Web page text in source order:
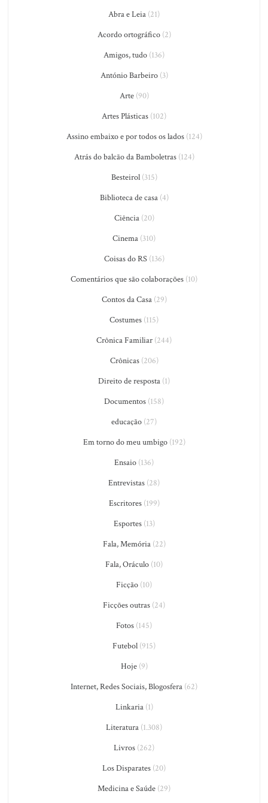
Abra e Leia (21)
Acordo ortográfico(2)
Amigos, tudo (136)
António Barbeiro(3)
Arte(90)
Artes Plásticas (102)
Assino embaixo e por todos os lados(124)
Atrás do balcão da Bamboletras(124)
Besteirol(315)
Biblioteca de casa(4)
Ciência(20)
Cinema (310)
Coisas do RS(136)
Comentários que são colaborações (10)
Contos da Casa(29)
Costumes (115)
Crônica Familiar (244)
Crônicas(206)
Direito de resposta (1)
Documentos (158)
educação (27)
Em torno do meu umbigo(192)
Ensaio (136)
Entrevistas (28)
Escritores(199)
Esportes(13)
Fala, Memória(22)
Fala, Oráculo (10)
Ficção (10)
Ficções outras (24)
Fotos (145)
Futebol (915)
Hoje(9)
Internet, Redes Sociais, Blogosfera (62)
Linkaria(1)
Literatura (1.308)
Livros (262)
Los Disparates (20)
Medicina e Saúde (29)